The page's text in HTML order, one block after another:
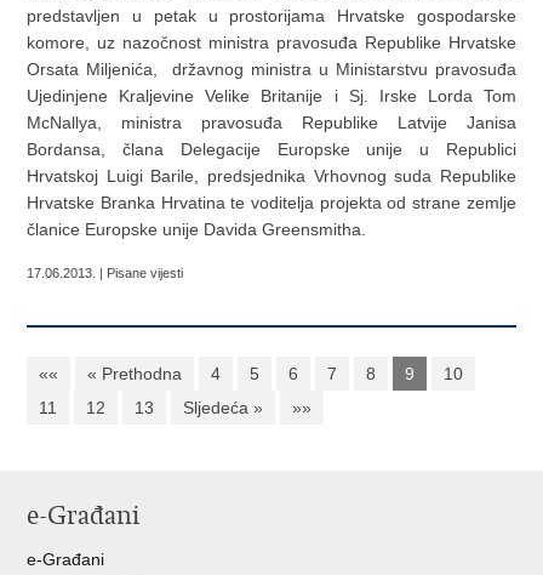
predstavljen u petak u prostorijama Hrvatske gospodarske
komore, uz nazočnost ministra pravosuđa Republike Hrvatske
Orsata Miljenića, državnog ministra u Ministarstvu pravosuđa
Ujedinjene Kraljevine Velike Britanije i Sj. Irske Lorda Tom
McNallya, ministra pravosuđa Republike Latvije Janisa
Bordansa, člana Delegacije Europske unije u Republici
Hrvatskoj Luigi Barile, predsjednika Vrhovnog suda Republike
Hrvatske Branka Hrvatina te voditelja projekta od strane zemlje
članice Europske unije Davida Greensmitha.
17.06.2013. | Pisane vijesti
«« « Prethodna 4 5 6 7 8 9
10
11
12 13 Sljedeća » »»
e-Građani
e-Građani